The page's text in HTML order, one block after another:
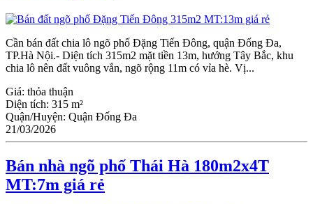
Cần bán đất chia lô ngõ phố Đặng Tiến Đông, quận Đống Đa,
TP.Hà Nội.- Diện tích 315m2 mặt tiền 13m, hướng Tây Bắc, khu
chia lô nên đất vuông vắn, ngõ rộng 11m có vỉa hè. Vị...
Giá: thỏa thuận
Diện tích: 315 m²
Quận/Huyện: Quận Đống Đa
21/03/2026
Bán nhà ngõ phố Thái Hà 180m2x4T
MT:7m giá rẻ